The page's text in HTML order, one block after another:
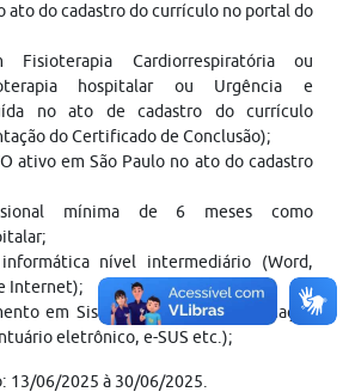
ato do cadastro do currículo no portal do
Fisioterapia Cardiorrespiratória ou
hospitalar ou Urgência e
no ato de cadastro do currículo
do Certificado de Conclusão);
ativo em São Paulo no ato do cadastro
mínima de 6 meses como
nível intermediário (Word,
Internet);
em Sistemas de Saúde/Informação
eletrônico, e-SUS etc.);
13/06/2025 à 30/06/2025.